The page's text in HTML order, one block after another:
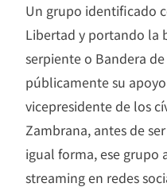
Un grupo identificado
Libertad y portando la
serpiente o Bandera
públicamente su
vicepresidente de los
Zambrana, antes de
igual forma, ese grupo
streaming en redes